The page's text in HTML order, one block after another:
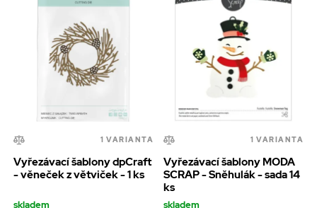
1 VARIANTA
Vyřezávací šablony dpCraft
- věneček z větviček - 1 ks
skladem
1 VARIANTA
Vyřezávací šablony MODA
SCRAP - Sněhulák - sada 14
ks
skladem